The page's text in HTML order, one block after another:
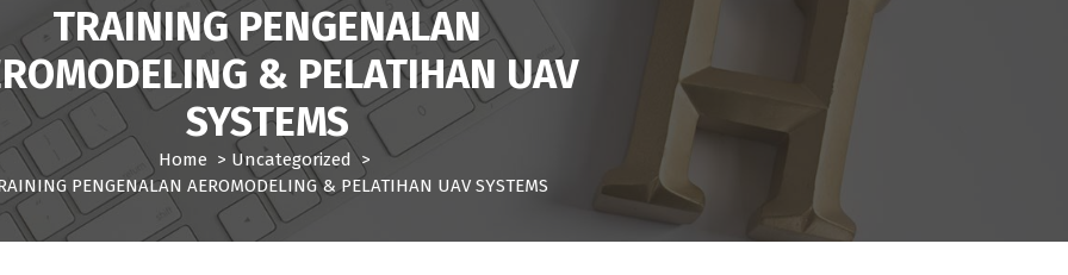
TRAINING PENGENALAN
& PELATIHAN UAV
SYSTEMS
Home > Uncategorized>
PENGENALAN AEROMODELING & PELATIHAN UAV SYSTEMS